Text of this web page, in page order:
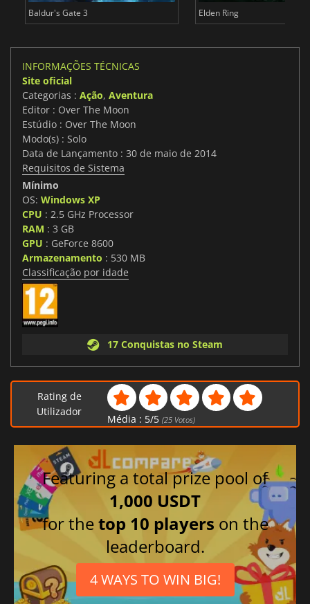
Baldur's Gate 3 Elden Ring
INFORMAÇÕES TÉCNICAS
Site oficial
Categorias : Ação, Aventura
Editor : Over The Moon
Estúdio : Over The Moon
Modo(s) : Solo
Data de Lançamento : 30 de maio de 2014
Requisitos de Sistema
Mínimo
OS: Windows XP
CPU : 2.5 GHz Processor
RAM : 3 GB
GPU : GeForce 8600
Armazenamento : 530 MB
Classificação por idade
17 Conquistas no Steam
Rating de
Utilizador
Média : 5/5 (25Votos)
Featuring a total prize pool of
1,000 USDT
for thetop 10 players on the
leaderboard.
4 WAYS TO WIN BIG!